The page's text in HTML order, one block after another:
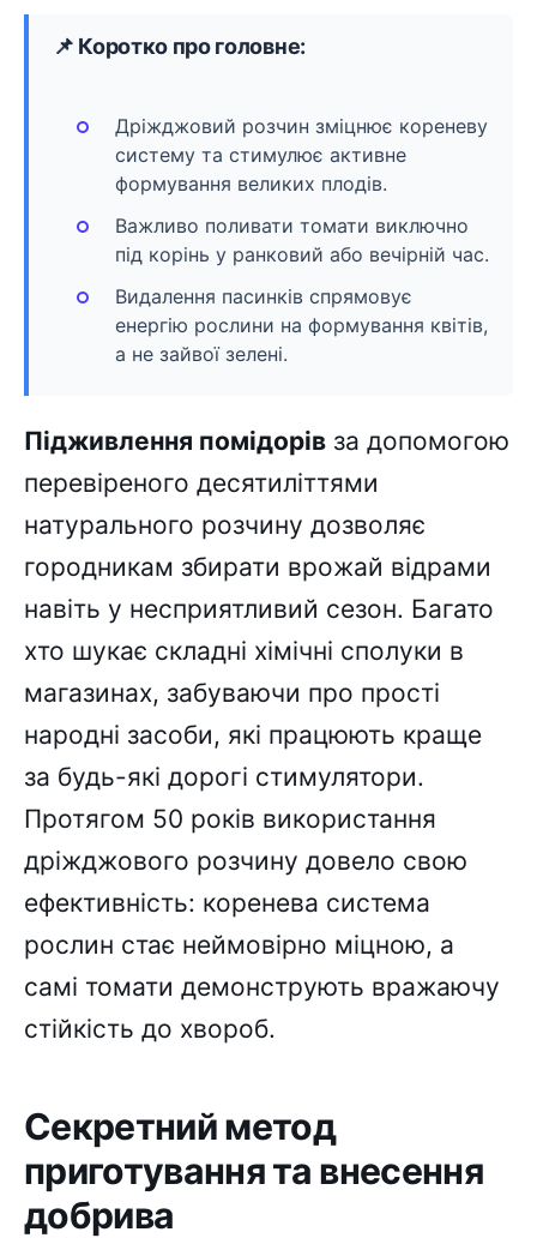
📌 Коротко про головне:
Дріжджовий розчин зміцнює кореневу
систему та стимулює активне
формування великих плодів.
Важливо поливати томати виключно
під корінь у ранковий або вечірній час.
Видалення пасинків спрямовує
енергію рослини на формування квітів,
а не зайвої зелені.
Підживлення помідорів за допомогою
перевіреного десятиліттями
натурального розчину дозволяє
городникам збирати врожай відрами
навіть у несприятливий сезон. Багато
хто шукає складні хімічні сполуки в
магазинах, забуваючи про прості
народні засоби, які працюють краще
за будь-які дорогі стимулятори.
Протягом 50 років використання
дріжджового розчину довело свою
ефективність: коренева система
рослин стає неймовірно міцною, а
самі томати демонструють вражаючу
стійкість до хвороб.
Секретний метод
приготування та внесення
добрива